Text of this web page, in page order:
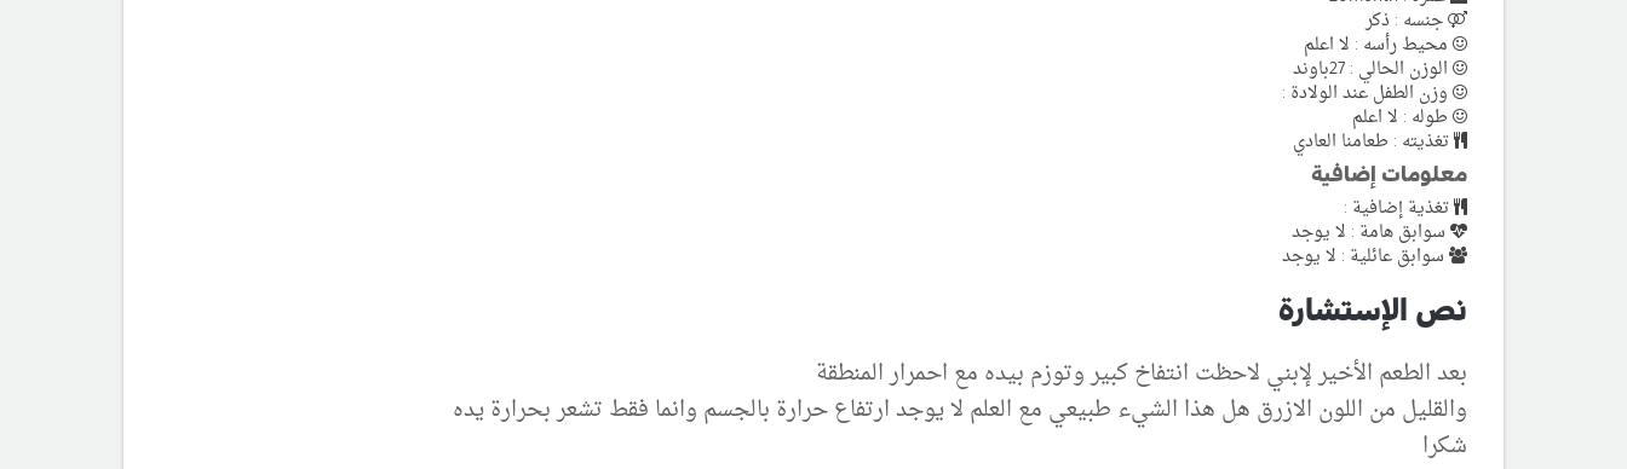
جنسه : ذكر
محيط رأسه : لا اعلم
الوزن الحالي : 27باوند
وزن الطفل عند الولادة :
طوله : لا اعلم
تغذيته : طعامنا العادي
معلومات إضافية
تغذية إضافية :
سوابق هامة : لا يوجد
سوابق عائلية : لا يوجد
نص الإستشارة
بعد الطعم الأخير لإبني لاحظت انتفاخ كبير وتوزم بيده مع احمرار المنطقة
والقليل من اللون الازرق هل هذا الشيء طبيعي مع العلم لا يوجد ارتفاع حرارة بالجسم وانما فقط تشعر بحرارة يده
شكرا